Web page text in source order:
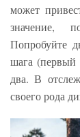
может
значение,
Попробуйте
шага
два. В
своего рода